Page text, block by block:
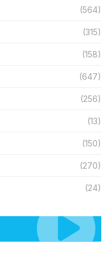
(564)
(315)
(158)
(647)
(256)
(13)
(150)
(270)
(24)